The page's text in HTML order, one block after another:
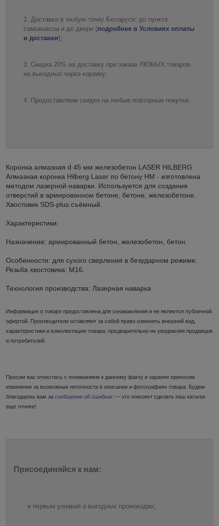
Доставка в любую точку Беларуси: до пункта
самовывоза и до двери (подробнее в Условиях оплаты
и доставки);
Скидка 20% на доставку при заказе ЛЮБЫХ товаров
на выходных через корзину;
Предоставляем скидки на любые повторные покупки.
Коронка алмазная d 45 мм железобетон LASER HILBERG
Алмазная коронка Hilberg Laser по бетону HM - изготовлена
методом лазерной наварки. Используется для создания
отверстий в армированном бетоне, бетоне, железобетоне.
Хвостовик SDS-plus съёмный.
Характеристики:
Назначение: армированный бетон, железобетон, бетон.
Особенности: для сухого сверления в безударном режиме.
Резьба хвостовика: М16.
Технология производства: Лазерная наварка
Информация о товаре предоставлена для ознакомления и не является публичной
офертой. Производители оставляют за собой право изменять внешний вид,
характеристики и комплектацию товара, предварительно не уведомляя продавцов
и потребителей.
Просим вас отнестись с пониманием к данному факту и заранее приносим
извинения за возможные неточности в описании и фотографиях товара. Будем
благодарны вам за сообщение об ошибках — это поможет сделать наш каталог
еще точнее!
Присоединяйся к нам:
и первым узнавай о выгодных промокодах;